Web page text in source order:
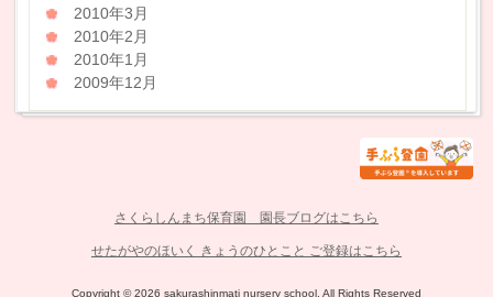
2010年3月
2010年2月
2010年1月
2009年12月
さくらしんまち保育園 園長ブログはこちら
せたがやのほいく きょうのひとこと ご登録はこちら
Copyright © 2026 sakurashinmati nursery school. All Rights Reserved